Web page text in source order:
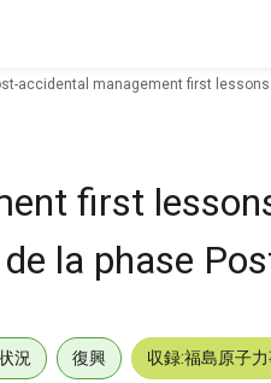
accidental management first
first
la phase
況 復興 収録:福島原子